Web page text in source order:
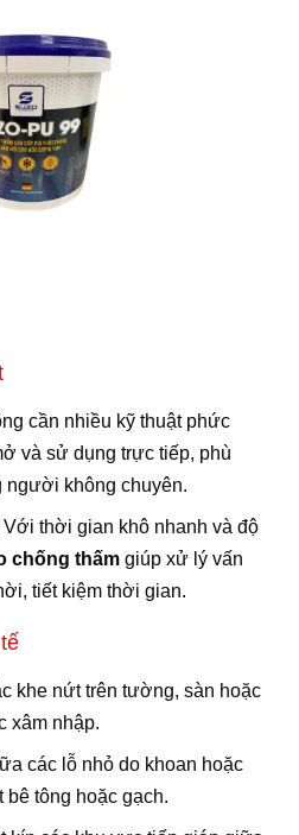
cần nhiều kỹ thuật phức
và sử dụng trực tiếp, phù
không chuyên.
Với thời gian khô nhanh và độ
chống thấm giúp xử lý vấn
tiết kiệm thời gian.
khe nứt trên tường, sàn hoặc
xâm nhập.
các lỗ nhỏ do khoan hoặc
bê tông hoặc gạch.